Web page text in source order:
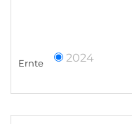
Ernte 2024